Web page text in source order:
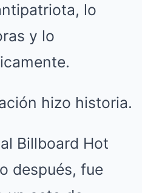
lo
y lo
hizo historia.
Billboard Hot
después, fue